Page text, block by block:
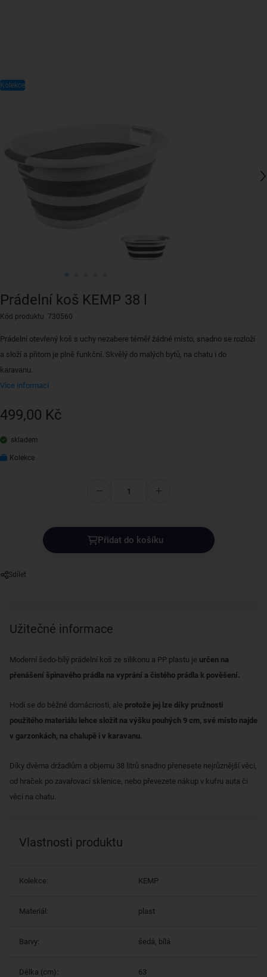
Prádelní koš KEMP 38 l
Kód produktu 730560
Prádelní otevřený koš s uchy nezabere téměř žádné místo, snadno se rozloží
a složí a přitom je plně funkční. Skvělý do malých bytů, na chatu i do
karavanu.
Více informací
499,00 Kč
skladem
Kolekce
Přidat do košíku
Sdílet
Kolekce
Užitečné informace
Moderní šedo-bílý prádelní koš ze silikonu a PP plastu je určen na
přenášení špinavého prádla na vyprání a čistého prádla k pověšení.
Hodí se do běžné domácnosti, ale protože jej lze díky pružnosti
použitého materiálu lehce složit na výšku pouhých 9 cm, své místo najde
v garzonkách, na chalupě i v karavanu.
Díky dvěma držadlům a objemu 38 litrů snadno přenesete nejrůznější věci,
od hraček po zavařovací sklenice, nebo převezete nákup v kufru auta či
věci na chatu.
Vlastnosti produktu
Kolekce: KEMP
Materiál: plast
Barvy: šedá, bílá
Délka (cm): 63